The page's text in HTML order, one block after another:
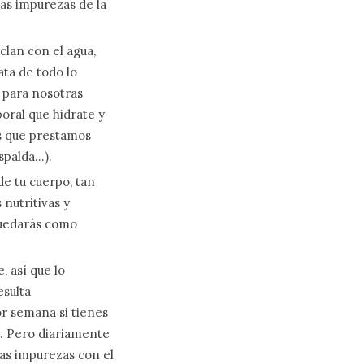
impurezas de la
con el agua,
de todo lo
nosotras
que hidrate y
prestamos
tu cuerpo, tan
nutritivas y
como
así que lo
semana si tienes
Pero diariamente
impurezas con el